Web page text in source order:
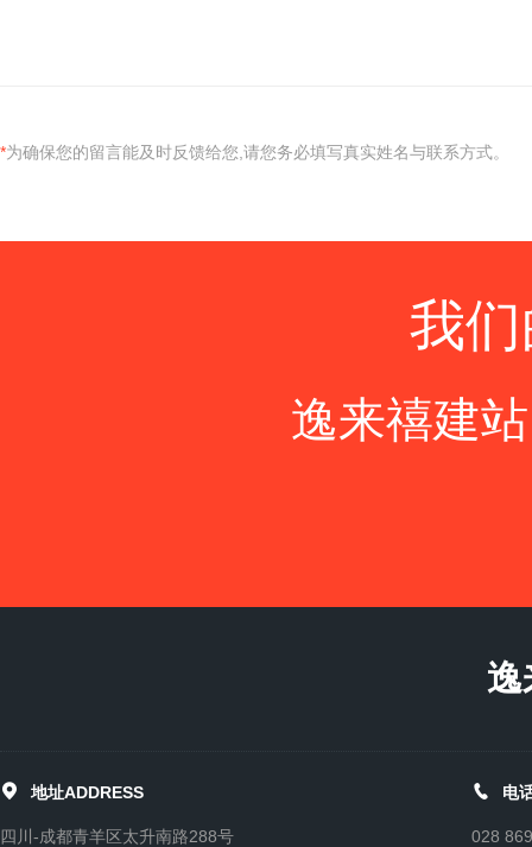
*为确保您的留言能及时反馈给您,请您务必填写真实姓名与联系方式。
我
逸来禧建
逸
 地址ADDRESS
四川-成都青羊区太升南路288号
 电
028